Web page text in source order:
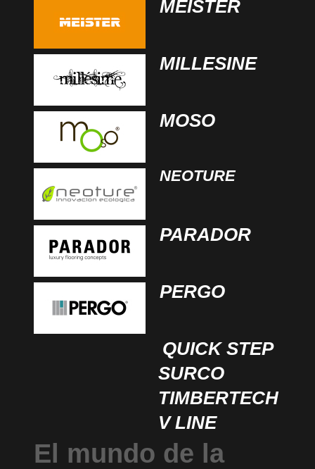
MEISTER
MILLESINE
MOSO
NEOTURE
PARADOR
PERGO
QUICK STEP
SURCO
TIMBERTECH
V LINE
El mundo de la